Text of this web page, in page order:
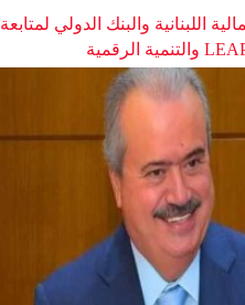
اللبنانية والبنك الدولي لمتابعة